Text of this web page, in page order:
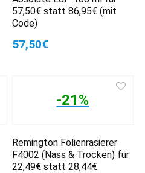
57,50€ statt 86,95€ (mit
Code)
57,50€
-21%
Remington Folienrasierer
F4002 (Nass & Trocken) für
22,49€ statt 28,44€